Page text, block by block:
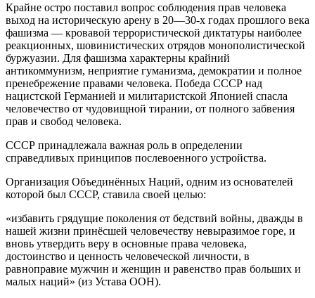
Крайне остро поставил вопрос соблюдения прав человека
выход на историческую арену в 20—30-х годах прошлого века
фашизма — кровавой террористической диктатуры наиболее
реакционных, шовинистических отрядов монополистической
буржуазии. Для фашизма характерны крайний
антикоммунизм, неприятие гуманизма, демократии и полное
пренебрежение правами человека. Победа СССР над
нацистской Германией и милитаристской Японией спасла
человечество от чудовищной тирании, от полного забвения
прав и свобод человека.
СССР принадлежала важная роль в определении
справедливых принципов послевоенного устройства.
Организация Объединённых Наций, одним из основателей
которой был СССР, ставила своей целью:
«избавить грядущие поколения от бедствий войны, дважды в
нашей жизни принёсшей человечеству невыразимое горе, и
вновь утвердить веру в основные права человека,
достоинство и ценность человеческой личности, в
равноправие мужчин и женщин и равенство прав больших и
малых наций» (из Устава ООН).